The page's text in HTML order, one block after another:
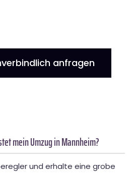
anfragen
mein Umzug in Mannheim?
und erhalte eine grobe